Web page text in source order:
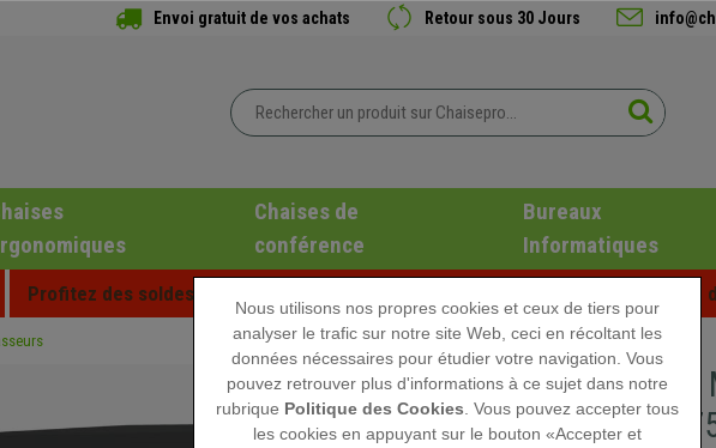
Envoi gratuit de vos achats Retour sous 30 Jours
Chaises de
conférence
Bureaux
Informatiques
Profitez des soldes d'été chez Chaisepro ! Des réductions exclusives pour une
Caisson
Nous utilisons nos propres cookies et ceux de tiers pour
analyser le trafic sur notre site Web, ceci en récoltant les
données nécessaires pour étudier votre navigation. Vous
pouvez retrouver plus d'informations à ce sujet dans notre
rubrique Politique des Cookies . Vous pouvez accepter tous
les cookies en appuyant sur le bouton «Accepter et